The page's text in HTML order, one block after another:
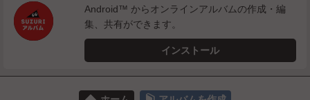
Android™ からオンラインアルバムの作成・編
集、共有ができます。
インストール